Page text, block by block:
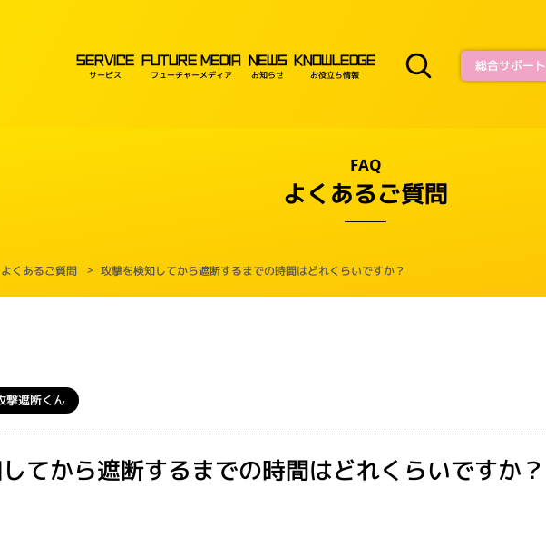
SERVICE
サービス
FUTURE MEDIA
フューチャーメディア
NEWS
お知らせ
KNOWLEDGE
お役立ち情報
総合サポート
FAQ
よくあるご質問
よくあるご質問 攻撃を検知してから遮断するまでの時間はどれくらいですか？
撃遮断くん
てから遮断するまでの時間はどれくらいですか？